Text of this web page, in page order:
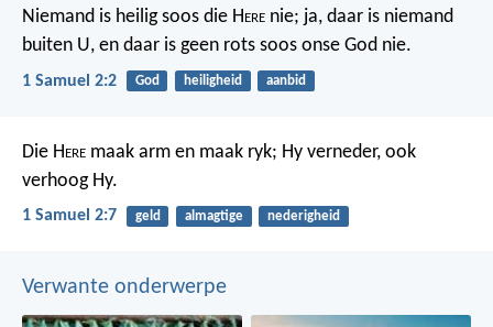
Niemand is heilig soos die Here nie; ja, daar is niemand
buiten U, en daar is geen rots soos onse God nie.
1 Samuel 2:2 God heiligheid aanbid
Die Here maak arm en maak ryk; Hy verneder, ook
verhoog Hy.
1 Samuel 2:7 geld almagtige nederigheid
Verwante onderwerpe